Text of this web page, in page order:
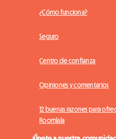
¿Cómo funciona?
Seguro
Centro de confianza
Opiniones y comentarios
12 buenas razones para
Roomlala